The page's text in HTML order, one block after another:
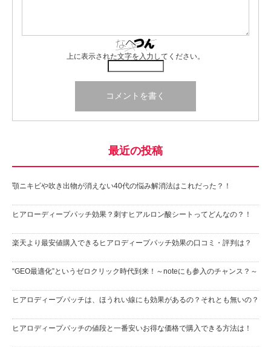
上に表示された文字を入力してください。
最近の投稿
顎ニキビや吹き出物が消えない40代の悩み解消法はこれだった？！
ヒアローディープパッチ効果？刺すヒアルロン酸シートってどんなの？！
楽天より最安値購入できるヒアロディープパッチ効果の口コミ・評判は？
“GEO最適化”というゼロクリック時代到来！～noteにも参入のチャンス？～
ヒアロディープパッチは、ほうれい線にも効果があるの？それとも無いの？
ヒアロディープパッチの値段と一番安いお得な価格で購入できる方法は！